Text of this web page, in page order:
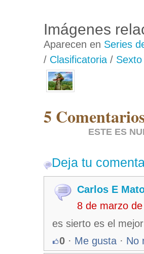
Imágenes
Aparecen en Series
/ Clasificatoria /
5
ESTE ES
Deja tu
Carlos E
8 de marzo
es sierto es el
0 · Me gusta · No